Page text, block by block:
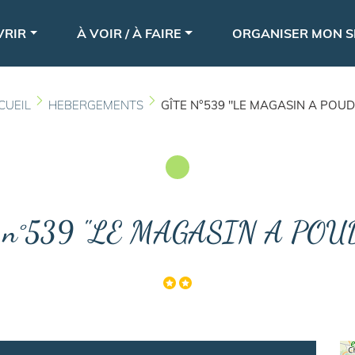
au
principal
À VOIR / À FAIRE ORGANISER MON
HEBERGEMENTS GÎTE N°539 "LE MAGASIN A
"LE MAGASIN A